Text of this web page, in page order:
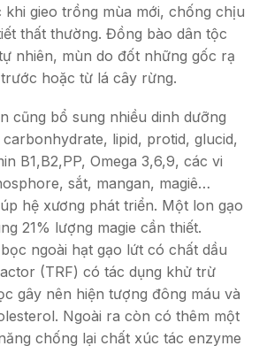
gieo trồng mùa mới, chống chịu
thất thường. Đồng bào dân tộc
nhiên, mùn do đốt những gốc rạ
hoặc từ lá cây rừng.
cũng bổ sung nhiều dinh dưỡng
lipid, protid, glucid,
B1,B2,PP, Omega 3,6,9, các vi
sắt, mangan, magiê…
hệ xương phát triển. Một lon gạo
21% lượng magie cần thiết.
ngoài hạt gạo lứt có chất dầu
(TRF) có tác dụng khử trừ
gây nên hiện tượng đông máu và
Ngoài ra còn có thêm một
chống lại chất xúc tác enzyme